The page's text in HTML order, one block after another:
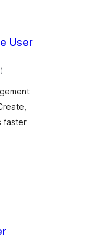
User
個
の
価
)
faster